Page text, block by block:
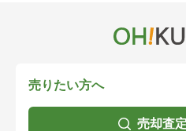
売りたい方へ
売却査